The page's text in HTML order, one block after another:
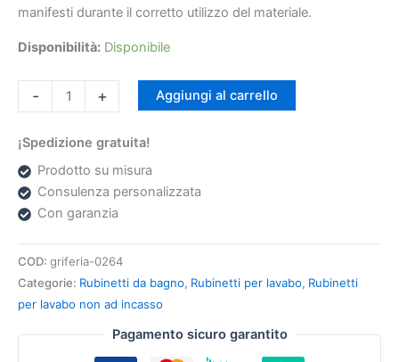
manifesti durante il corretto utilizzo del materiale.
Disponibilità: Disponibile
- + Aggiungi al carrello
¡Spedizione gratuita!
Prodotto su misura
Consulenza personalizzata
Con garanzia
COD: griferia-0264
Categorie: Rubinetti da bagno, Rubinetti per lavabo, Rubinetti
per lavabo non ad incasso
Pagamento sicuro garantito